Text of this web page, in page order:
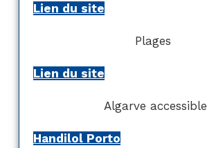
Lien du site
Plages
Lien du site
Algarve accessible
Handilol Porto